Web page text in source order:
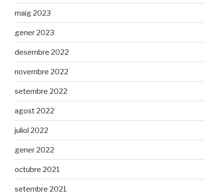
maig 2023
gener 2023
desembre 2022
novembre 2022
setembre 2022
agost 2022
juliol 2022
gener 2022
octubre 2021
setembre 2021